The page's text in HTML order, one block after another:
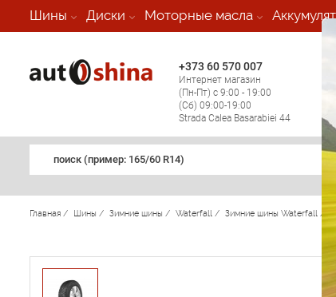
Шины Диски Моторные масла
+373 60 570 007
Интернет магазин
(Пн-Пт) с 9:00 - 19:00
(Сб) 09:00-19:00
Strada Calea Basarabiei 44
поиск (примеp: 165/60 R14)
Главная / Шины / Зимние шины / Waterfall / Зимние шины Waterfall /